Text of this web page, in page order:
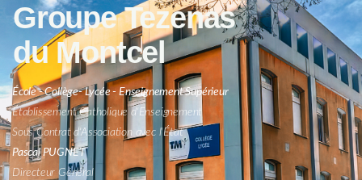
Groupe Tezenas
du Montcel
École - Collège- Lycée - Enseignement Supérieur
Établissement Catholique d'Enseignement
Sous Contrat d'Association avec l'État
Pascal PUGNET
Directeur Général